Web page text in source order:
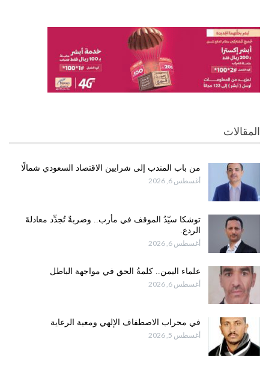
المقالات
من باب المندب إلى شرايين الاقتصاد السعودي شمالًا
أغسطس 6, 2026
توشكا سيّدُ الموقف في مأرب.. وضربةٌ تُجدِّد معادلةَ
الردع.
أغسطس 6, 2026
علماء اليمن.. كلمةُ الحق في مواجهة الباطل
أغسطس 6, 2026
في محراب الاصطفاف الإلهي ومعية الرعاية
أغسطس 5, 2026